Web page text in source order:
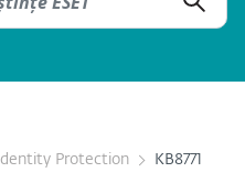
Identity Protection KB8771